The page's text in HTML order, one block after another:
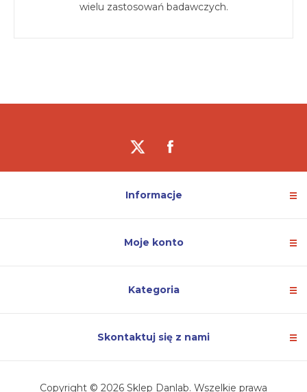
wielu zastosowań badawczych.
Informacje
Moje konto
Kategoria
Skontaktuj się z nami
Copyright © 2026 Sklep Danlab. Wszelkie prawa